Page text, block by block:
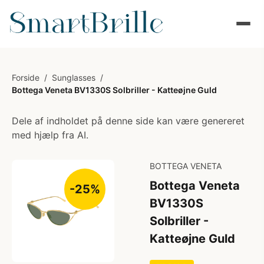
Forside / Sunglasses /
Bottega Veneta BV1330S Solbriller - Katteøjne Guld
Dele af indholdet på denne side kan være genereret
med hjælp fra AI.
-25%
BOTTEGA VENETA
Bottega Veneta
BV1330S
Solbriller -
Katteøjne Guld